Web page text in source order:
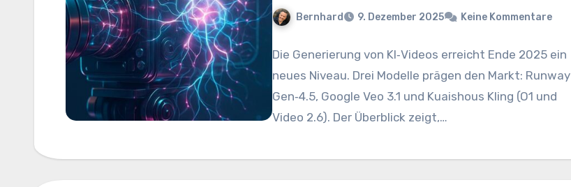
Bernhard 9. Dezember 2025 Keine Kommentare
Die Generierung von KI‑Videos erreicht Ende 2025 ein
neues Niveau. Drei Modelle prägen den Markt: Runway
Gen‑4.5, Google Veo 3.1 und Kuaishous Kling (O1 und
Video 2.6). Der Überblick zeigt,…